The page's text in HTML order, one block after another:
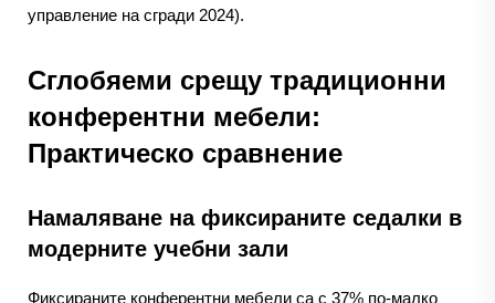
управление на сгради 2024).
Сглобяеми срещу традиционни
конферентни мебели:
Практическо сравнение
Намаляване на фиксираните седалки в
модерните учебни зали
Фиксираните конферентни мебели са с 37% по-малко